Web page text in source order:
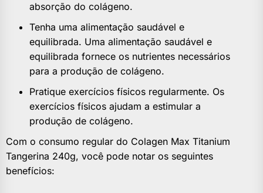
absorção do colágeno.
Tenha uma alimentação saudável e
equilibrada. Uma alimentação saudável e
equilibrada fornece os nutrientes necessários
para a produção de colágeno.
Pratique exercícios físicos regularmente. Os
exercícios físicos ajudam a estimular a
produção de colágeno.
Com o consumo regular do Colagen Max Titanium
Tangerina 240g, você pode notar os seguintes
benefícios: